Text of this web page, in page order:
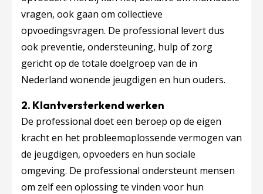
vragen, ook gaan om collectieve
opvoedingsvragen. De professional levert dus
ook preventie, ondersteuning, hulp of zorg
gericht op de totale doelgroep van de in
Nederland wonende jeugdigen en hun ouders.
2. Klantversterkend werken
De professional doet een beroep op de eigen
kracht en het probleemoplossende vermogen van
de jeugdigen, opvoeders en hun sociale
omgeving. De professional ondersteunt mensen
om zelf een oplossing te vinden voor hun